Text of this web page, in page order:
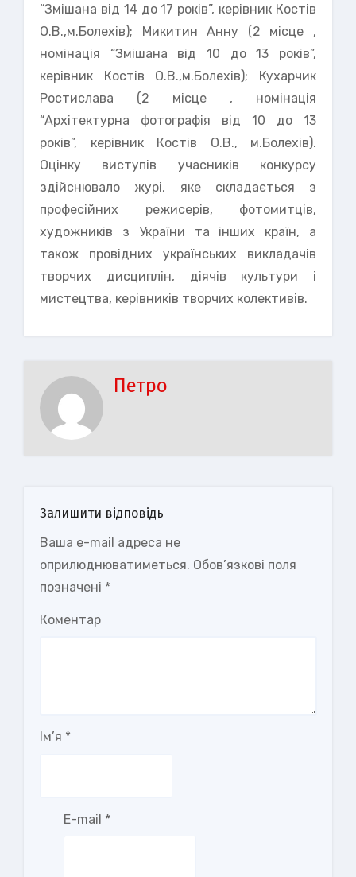
“Змішана від 14 до 17 років”, керівник Костів
О.В.,м.Болехів); Микитин Анну (2 місце ,
номінація “Змішана від 10 до 13 років”,
керівник Костів О.В.,м.Болехів); Кухарчик
Ростислава (2 місце , номінація
“Архітектурна фотографія від 10 до 13
років”, керівник Костів О.В., м.Болехів).
Оцінку виступів учасників конкурсу
здійснювало журі, яке складається з
професійних режисерів, фотомитців,
художників з України та інших країн, а
також провідних українських викладачів
творчих дисциплін, діячів культури і
мистецтва, керівників творчих колективів.
Петро
Залишити відповідь
Ваша e-mail адреса не
оприлюднюватиметься. Обов’язкові поля
позначені *
Коментар
Ім’я *
E-mail *